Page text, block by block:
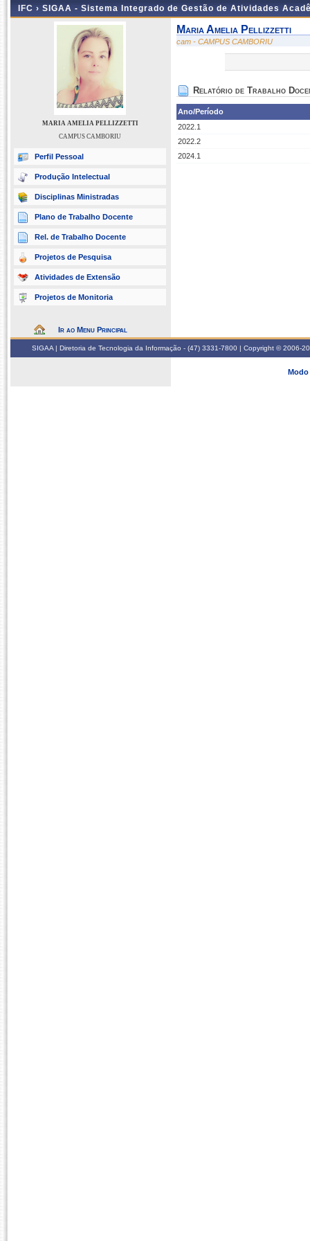
IFC › SIGAA - Sistema Integrado de Gestão de Atividades
MARIA AMELIA PELLIZZETTI
CAMPUS CAMBORIU
Perfil Pessoal
Produção Intelectual
Disciplinas Ministradas
Plano de Trabalho Docente
Rel. de Trabalho Docente
Projetos de Pesquisa
Atividades de Extensão
Projetos de Monitoria
Ir ao Menu Principal
Maria Amelia Pellizzetti
cam - CAMPUS CAMBORIU
Relatório de Trabalho
Ano/Período
2022.1
2022.2
2024.1
SIGAA | Diretoria de Tecnologia da Informação - (47) 3331-7800 | Copyright © 2006-
Modo